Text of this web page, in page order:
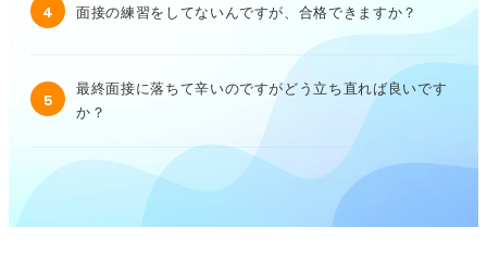
4 面接の練習をしてないんですが、合格できますか？
5
最終面接に落ちて辛いのですがどう立ち直れば良いです
か？